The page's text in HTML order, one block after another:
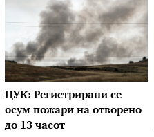
ЦУК: Регистрирани се
осум пожари на отворено
до 13 часот